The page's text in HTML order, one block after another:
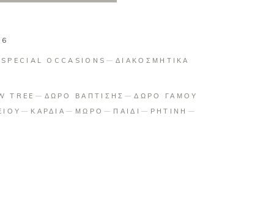
SPECIAL OCCASIONS ΔΙΑΚΟΣΜΗΤΙΚΑ
TREE ΔΩΡΟ ΒΑΠΤΙΣΗΣ
ΔΩΡΟ ΓΑΜΟΥ
ΚΑΡΔΙΑ ΜΩΡΟ ΠΑΙΔΙ ΡΗΤΙΝΗ